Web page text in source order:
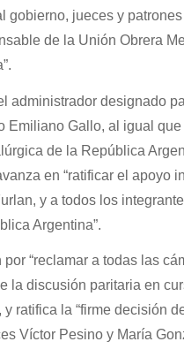
gobierno, jueces y
de la Unión Obrera
administrador designado
Emiliano Gallo, al igual
de la República
en “ratificar el apoyo
y a todos los
Argentina”.
“reclamar a todas las
la discusión paritaria en
ratifica la “firme decisión
Víctor Pesino y María